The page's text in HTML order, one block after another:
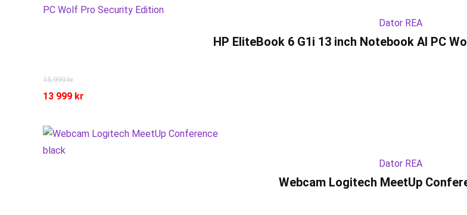
Dator REA
HP EliteBook 6 G1i 13 inch Notebook AI PC
15 999kr
13 999 kr
Dator REA
Webcam Logitech MeetUp